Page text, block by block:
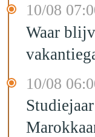
10/08
Waar
10/08